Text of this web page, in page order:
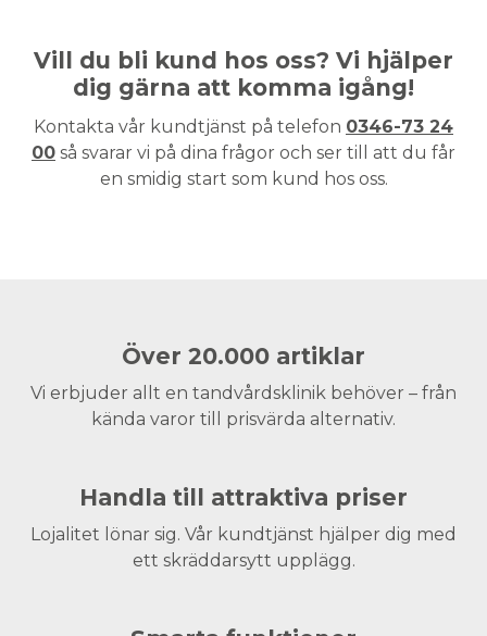
Vill du bli kund hos oss? Vi hjälper
dig gärna att komma igång!
Kontakta vår kundtjänst på telefon 0346-73 24
00 så svarar vi på dina frågor och ser till att du får
en smidig start som kund hos oss.
Över 20.000 artiklar
Vi erbjuder allt en tandvårdsklinik behöver – från
kända varor till prisvärda alternativ.
Handla till attraktiva priser
Lojalitet lönar sig. Vår kundtjänst hjälper dig med
ett skräddarsytt upplägg.